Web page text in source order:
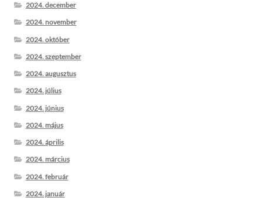
2024. december
2024. november
2024. október
2024. szeptember
2024. augusztus
2024. július
2024. június
2024. május
2024. április
2024. március
2024. február
2024. január